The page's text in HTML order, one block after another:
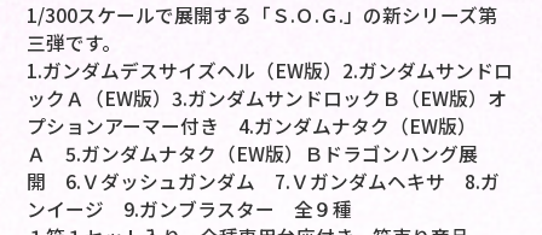
1/300スケールで展開する「Ｓ.Ｏ.Ｇ.」の新シリーズ第
三弾です。
1.ガンダムデスサイズヘル（EW版）2.ガンダムサンドロ
ックＡ（EW版）3.ガンダムサンドロックＢ（EW版）オ
プションアーマー付き 4.ガンダムナタク（EW版）
Ａ 5.ガンダムナタク（EW版）Ｂドラゴンハング展
開 6.Ｖダッシュガンダム 7.Ｖガンダムヘキサ 8.ガ
ンイージ 9.ガンブラスター 全９種